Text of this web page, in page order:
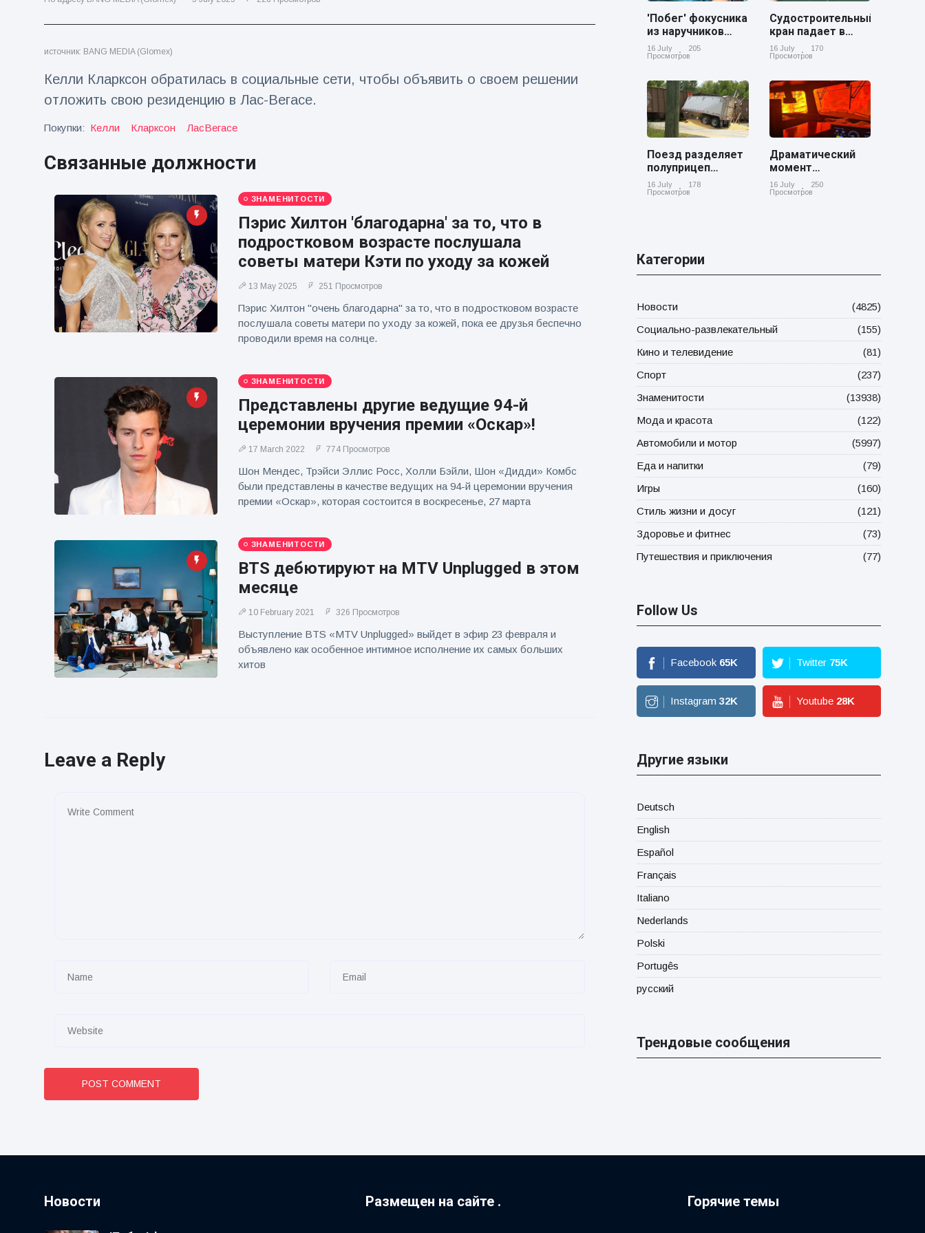
Путешествия и приключения(77)
Последние новости
фокусника из
аудитории
отмечают
рождение
первого
низкогорного
тапира в
зоопарке
Великобритании
за 14 лет
16 July
Просмотров
Мужчина из
Флориды
арестован
после запуска
фейерверков из
движущейся
16 July
173
Просмотров
источник: BANG MEDIA (Glomex)
Келли Кларксон обратилась в социальные сети, чтобы объявить о своем решении
отложить свою резиденцию в Лас-Вегасе.
Покупки: Келли Кларксон ЛасВегасе
Связанные должности
ЗНАМЕНИТОСТИ
Пэрис Хилтон 'благодарна' за то, что в
подростковом возрасте послушала
советы матери Кэти по уходу за кожей
13 May 2025 251 Просмотров
Пэрис Хилтон "очень благодарна" за то, что в подростковом возрасте
послушала советы матери по уходу за кожей, пока ее друзья беспечно
проводили время на солнце.
ЗНАМЕНИТОСТИ
Представлены другие ведущие 94-й
церемонии вручения премии «Оскар»!
17 March 2022 774 Просмотров
Шон Мендес, Трэйси Эллис Росс, Холли Бэйли, Шон «Дидди» Комбс
были представлены в качестве ведущих на 94-й церемонии вручения
премии «Оскар», которая состоится в воскресенье, 27 марта
ЗНАМЕНИТОСТИ
BTS дебютируют на MTV Unplugged в этом
месяце
10 February 2021 326 Просмотров
Выступление BTS «MTV Unplugged» выйдет в эфир 23 февраля и
объявлено как особенное интимное исполнение их самых больших
хитов
Leave a Reply
POST COMMENT
'Побег' фокусника
из наручников
вызвал смех у
аудитории
16 July
205
Просмотров
Судостроительный
кран падает в
реку Купер возле
Чарльстона
16 July
170
Просмотров
Поезд разделяет
полуприцеп
пополам на
железнодорожном
16 July
178
Просмотров
Драматический
момент
канадский
грузовой поезд
16 July
250
Просмотров
Категории
Новости
(4825)
Социально-развлекательный
(155)
Кино и телевидение
(81)
Спорт
(237)
Знаменитости
(13938)
Мода и красота
(122)
Автомобили и мотор
(5997)
Еда и напитки
(79)
Игры
(160)
Стиль жизни и досуг
(121)
Здоровье и фитнес
(73)
Путешествия и приключения
(77)
Follow Us
Facebook 65K Twitter 75K
Instagram 32K Youtube 28K
Другие языки
Deutsch
English
Español
Français
Italiano
Nederlands
Polski
Portugês
русский
Трендовые сообщения
Новости Размещен на сайте . Горячие темы